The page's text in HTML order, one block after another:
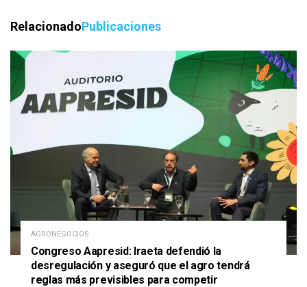
RelacionadoPublicaciones
AGRONEGOCIOS
Congreso Aapresid: Iraeta defendió la
desregulación y aseguró que el agro tendrá
reglas más previsibles para competir